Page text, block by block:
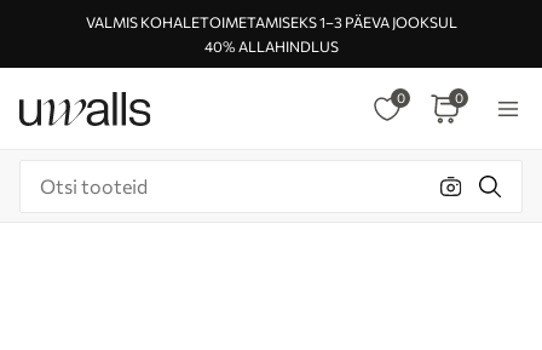
VALMIS KOHALETOIMETAMISEKS 1–3 PÄEVA JOOKSUL
40% ALLAHINDLUS
0 0